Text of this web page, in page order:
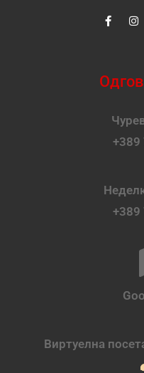
+389
+389
Виртуелна